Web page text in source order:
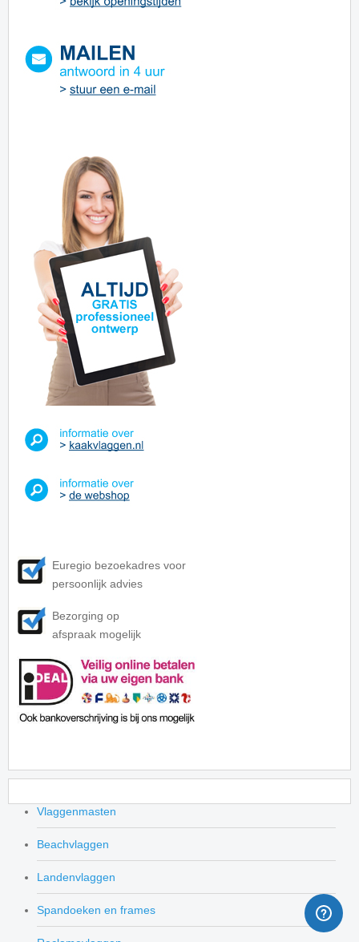
Euregio bezoekadres voor
persoonlijk advies
Bezorging op
afspraak mogelijk
Vlaggenmasten
Beachvlaggen
Landenvlaggen
Spandoeken en frames